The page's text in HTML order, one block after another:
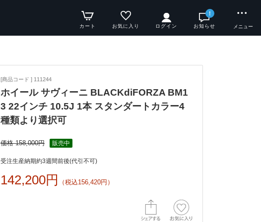
カート お気に入り ログイン
!
お知らせ メニュー
[商品コード ] 111244
ホイール サヴィーニ BLACKdiFORZA BM1
3 22インチ 10.5J 1本 スタンダートカラー4
種類より選択可
価格 158,000円 販売中
受注生産納期約3週間前後(代引不可)
142,200円 （税込156,420円）